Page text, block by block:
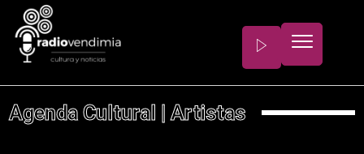
Agenda Cultural | Artistas